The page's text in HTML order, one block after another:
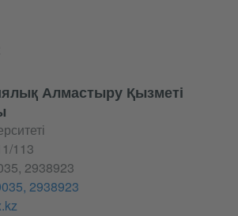
Алмастыру Қызметі
113
2938923
2938923